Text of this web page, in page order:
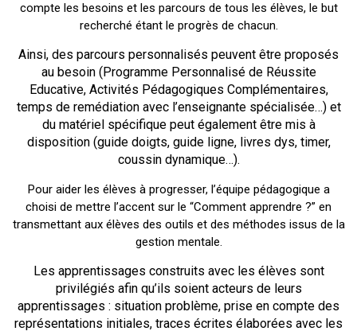
compte les besoins et les parcours de tous les élèves, le but
recherché étant le progrès de chacun.
Ainsi, des parcours personnalisés peuvent être proposés
au besoin (Programme Personnalisé de Réussite
Educative, Activités Pédagogiques Complémentaires,
temps de remédiation avec l’enseignante spécialisée…) et
du matériel spécifique peut également être mis à
disposition (guide doigts, guide ligne, livres dys, timer,
coussin dynamique…).
Pour aider les élèves à progresser, l’équipe pédagogique a
choisi de mettre l’accent sur le “Comment apprendre ?” en
transmettant aux élèves des outils et des méthodes issus de la
gestion mentale.
Les apprentissages construits avec les élèves sont
privilégiés afin qu’ils soient acteurs de leurs
apprentissages : situation problème, prise en compte des
représentations initiales, traces écrites élaborées avec les